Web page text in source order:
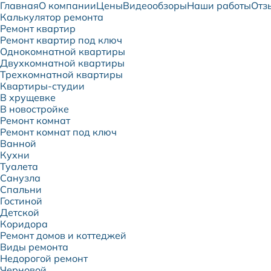
ГлавнаяО компанииЦеныВидеообзорыНаши работы
Калькулятор ремонта
Ремонт квартир
Ремонт квартир под ключ
Однокомнатной квартиры
Двухкомнатной квартиры
Трехкомнатной квартиры
Квартиры-студии
В хрущевке
В новостройке
Ремонт комнат
Ремонт комнат под ключ
Ванной
Кухни
Туалета
Санузла
Спальни
Гостиной
Детской
Коридора
Ремонт домов и коттеджей
Виды ремонта
Недорогой ремонт